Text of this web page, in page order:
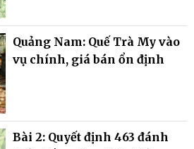
Quảng Nam: Quế Trà My vào
vụ chính, giá bán ổn định
Bài 2: Quyết định 463 đánh